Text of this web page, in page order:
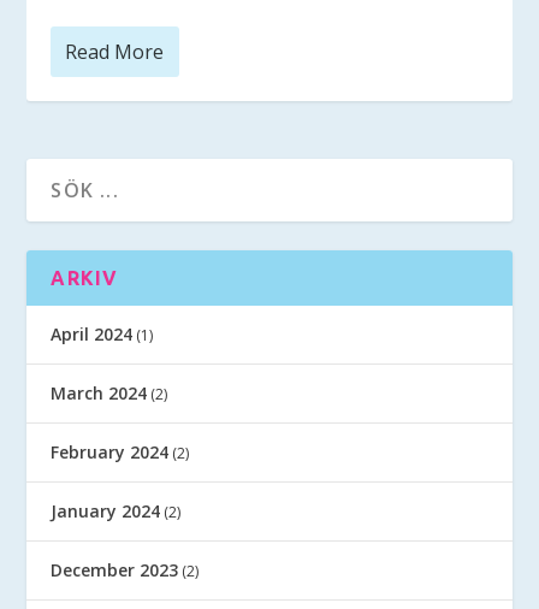
Read More
ARKIV
April 2024 (1)
March 2024 (2)
February 2024 (2)
January 2024 (2)
December 2023 (2)